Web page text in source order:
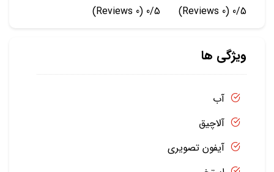
0/5
(0 Reviews)
0/5
(0 Reviews)
ویژگی ها
آب
آلاچیق
آیفون تصویری